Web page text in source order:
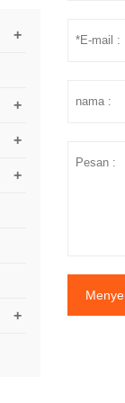
+
+
+
+
+